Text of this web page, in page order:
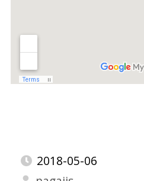
2018-05-06